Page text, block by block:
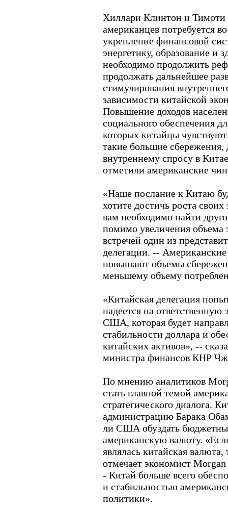
Хиллари Клинтон и Тимоти
американцев потребуется
укрепление финансовой
энергетику, образование и
необходимо продолжить
продолжать дальнейшее
стимулирования
зависимости китайской
Повышение доходов
социального обеспечения
которых китайцы
такие большие
внутреннему спросу в
отметили американские
«Наше послание к Китаю
хотите достичь роста
вам необходимо найти
помимо увеличения объема
встречей один из
делегации. -- Американские
повышают объемы
меньшему объему
«Китайская делегация
надеется на
США, которая будет
стабильности доллара и
китайских активов», --
министра финансов КНР
По мнению аналитиков
стать главной темой
стратегического диалога.
администрацию Барака
ли США обуздать
американскую валюту.
являлась китайская
отмечает экономист
- Китай больше всего
и стабильностью
политики».